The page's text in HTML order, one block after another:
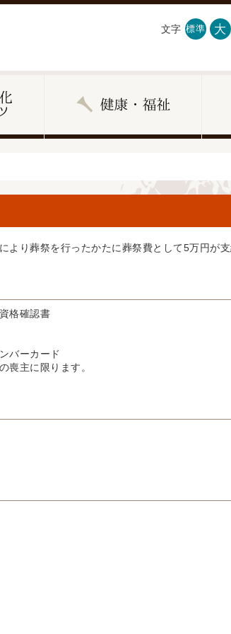
文字 標準 大
より葬祭を行ったかたに葬祭費として5万円が支
格確認書
バーカード
主に限ります。